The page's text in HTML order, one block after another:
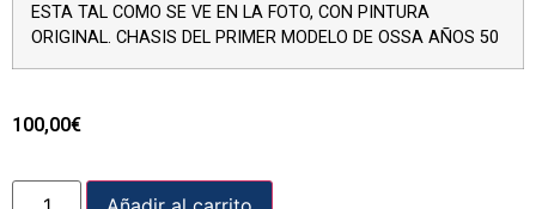
ESTA TAL COMO SE VE EN LA FOTO, CON PINTURA
ORIGINAL. CHASIS DEL PRIMER MODELO DE OSSA AÑOS 50
100,00€